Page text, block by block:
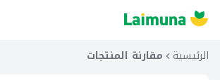
الرئيسية مقارنة المنتجات